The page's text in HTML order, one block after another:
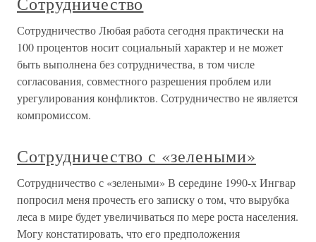
Сотрудничество Любая работа сегодня практически на
100 процентов носит социальный характер и не может
быть выполнена без сотрудничества, в том числе
согласования, совместного разрешения проблем или
урегулирования конфликтов. Сотрудничество не является
компромиссом.
Сотрудничество с «зелеными»
Сотрудничество с «зелеными» В середине 1990-х Ингвар
попросил меня прочесть его записку о том, что вырубка
леса в мире будет увеличиваться по мере роста населения.
Могу констатировать, что его предположения